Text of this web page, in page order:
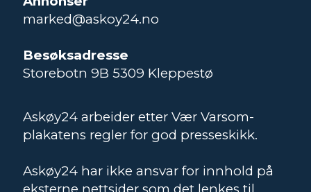
marked@askoy24.no
Besøksadresse
Storebotn 9B 5309 Kleppestø
Askøy24 arbeider etter Vær Varsom-
plakatens regler for god presseskikk.
Askøy24 har ikke ansvar for innhold på